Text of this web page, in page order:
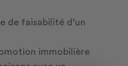
de faisabilité d’un
immobilière